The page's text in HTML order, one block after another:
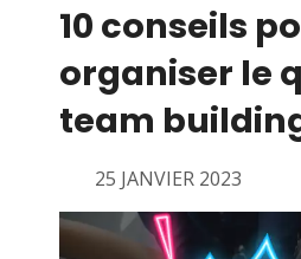
10 conseils
organiser le
team
25 JANVIER 2023